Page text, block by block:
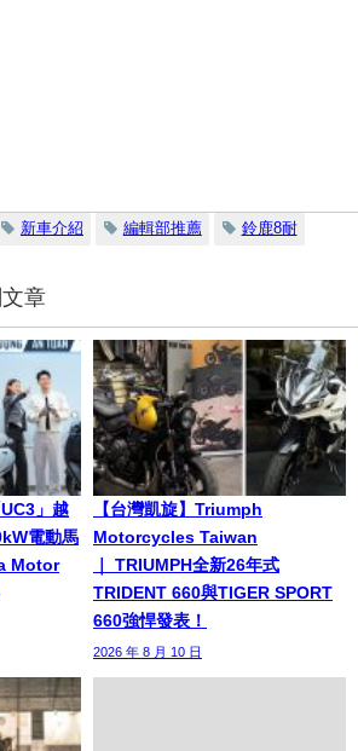
新車介紹 編輯部推薦 鈴鹿8耐
章
」越
電動馬
Motor
【台灣凱旋】Triumph
Motorcycles Taiwan
｜ TRIUMPH全新26年式
TRIDENT 660與TIGER SPORT
660強悍發表！
2026 年 8 月 10 日